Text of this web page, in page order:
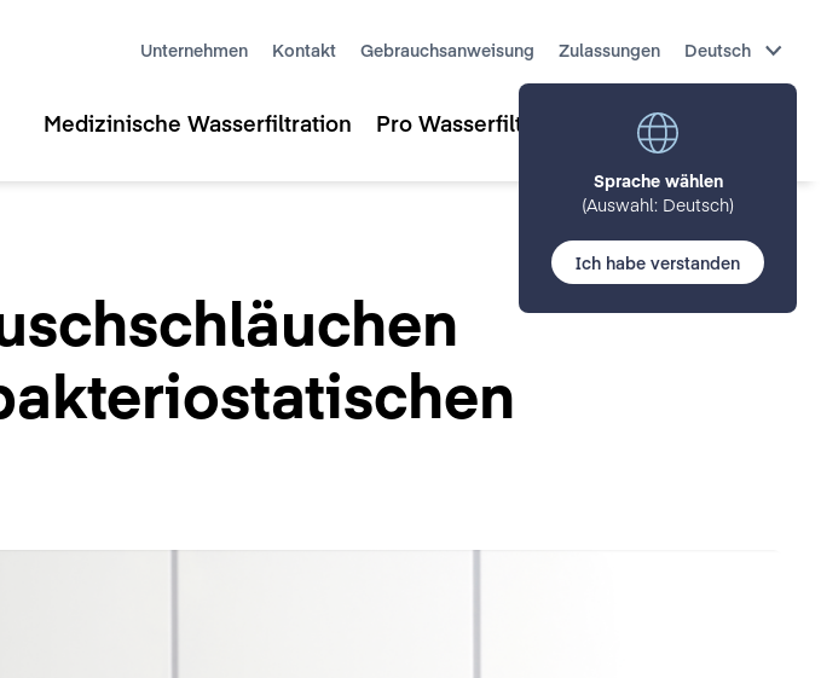
Unternehmen Kontakt Gebrauchsanweisung Zulassungen Deutsch
Sprache wählen
(Auswahl: Deutsch)
Ich habe verstanden
Medizinische Wasserfiltration Pro Wasserfiltration T-safe Insights